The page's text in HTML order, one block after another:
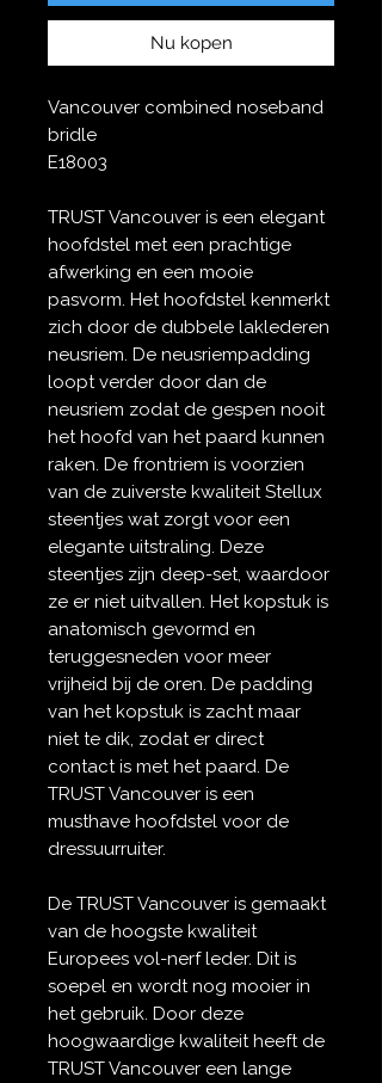
Nu kopen
Vancouver combined noseband
bridle
E18003
TRUST Vancouver is een elegant
hoofdstel met een prachtige
afwerking en een mooie
pasvorm. Het hoofdstel kenmerkt
zich door de dubbele laklederen
neusriem. De neusriempadding
loopt verder door dan de
neusriem zodat de gespen nooit
het hoofd van het paard kunnen
raken. De frontriem is voorzien
van de zuiverste kwaliteit Stellux
steentjes wat zorgt voor een
elegante uitstraling. Deze
steentjes zijn deep-set, waardoor
ze er niet uitvallen. Het kopstuk is
anatomisch gevormd en
teruggesneden voor meer
vrijheid bij de oren. De padding
van het kopstuk is zacht maar
niet te dik, zodat er direct
contact is met het paard. De
TRUST Vancouver is een
musthave hoofdstel voor de
dressuurruiter.
De TRUST Vancouver is gemaakt
van de hoogste kwaliteit
Europees vol-nerf leder. Dit is
soepel en wordt nog mooier in
het gebruik. Door deze
hoogwaardige kwaliteit heeft de
TRUST Vancouver een lange